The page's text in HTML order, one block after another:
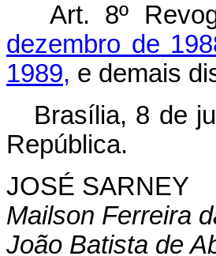
Art. 8º
dezembro de
1989, e demais
Brasília, 8 de
República.
JOSÉ SARNEY
Mailson Ferreira
João Batista de